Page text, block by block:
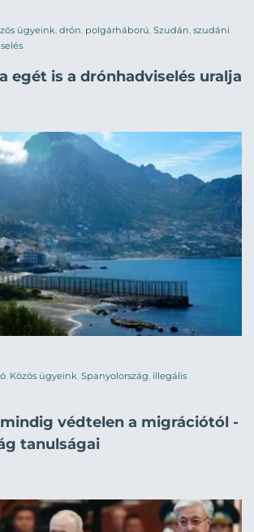
ügyeink drón polgárháború Szudán szudáni
egét is a drónhadviselés uralja
, Közös ügyeink, Spanyolország, illegális
védtelen a migrációtól -
tanulságai